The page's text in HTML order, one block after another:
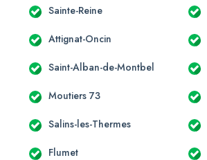
Sainte-Reine
Attignat-Oncin
Saint-Alban-de-Montbel
Moutiers 73
Salins-les-Thermes
Flumet